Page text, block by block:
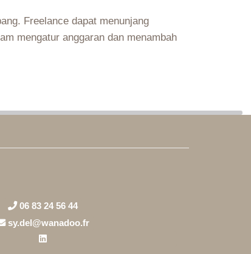
Freelance dapat menunjang
mengatur anggaran dan menambah
06 83 24 56 44
sy.del@wanadoo.fr